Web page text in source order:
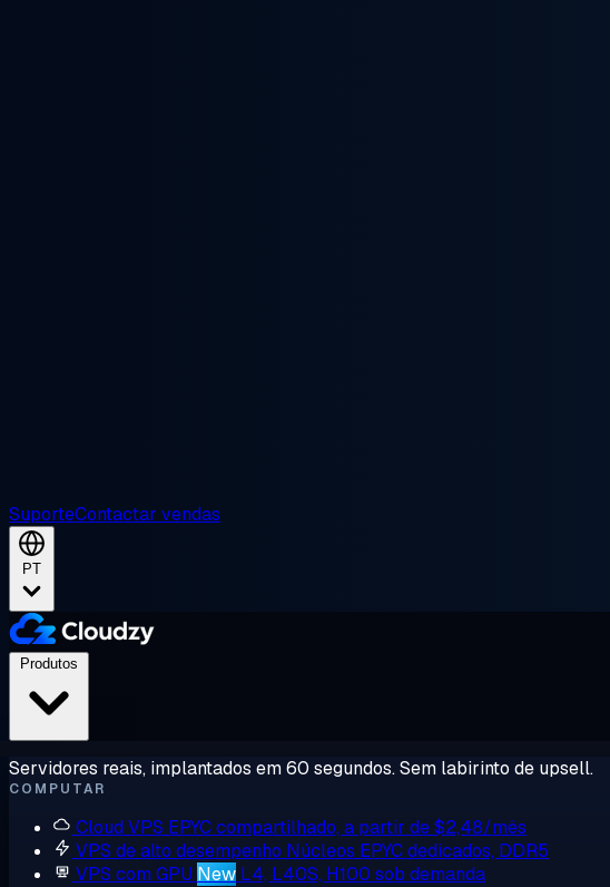
SuporteContactar vendas
PT
Servidores reais, implantados em 60 segundos. Sem labirinto de upsell.
COMPUTAR
Cloud VPS EPYC compartilhado, a partir de $2,48/mês
VPS de alto desempenho Núcleos EPYC dedicados, DDR5
VPS com GPU New L4, L40S, H100 sob demanda